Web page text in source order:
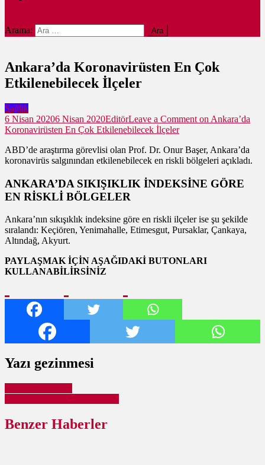
Arama:
Ankara’da Koronavirüsten En Çok
Etkilenebilecek İlçeler
Sağlık
6 Nisan 20206 Nisan 2020EditörLeave a Comment on Ankara’da
Koronavirüsten En Çok Etkilenebilecek İlçeler
ABD’de araştırma görevlisi olan Prof. Dr. Onur Başer, Ankara’da
koronavirüs salgınından etkilenebilecek en riskli bölgeleri açıkladı.
ANKARA’DA SIKIŞIKLIK İNDEKSİNE GÖRE
EN RİSKLİ BÖLGELER
Ankara’nın sıkışıklık indeksine göre en riskli ilçeler ise şu şekilde
sıralandı: Keçiören, Yenimahalle, Etimesgut, Pursaklar, Çankaya,
Altındağ, Akyurt.
PAYLAŞMAK İÇİN AŞAĞIDAKİ BUTONLARI
KULLANABİLİRSİNİZ
Yazı gezinmesi
Benzer Haberler